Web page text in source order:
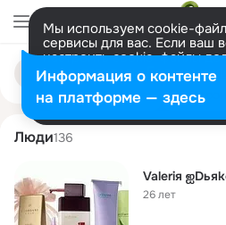
Мы используем cookie-
сервисы для вас. Если ваш
настроить cookie-файлы
представитель. Больше
Разрешить все
Поиск
людям
valeriya dyakova
Люди136
Valeriя
26 лет
Информация о контенте
на платформе — здесь